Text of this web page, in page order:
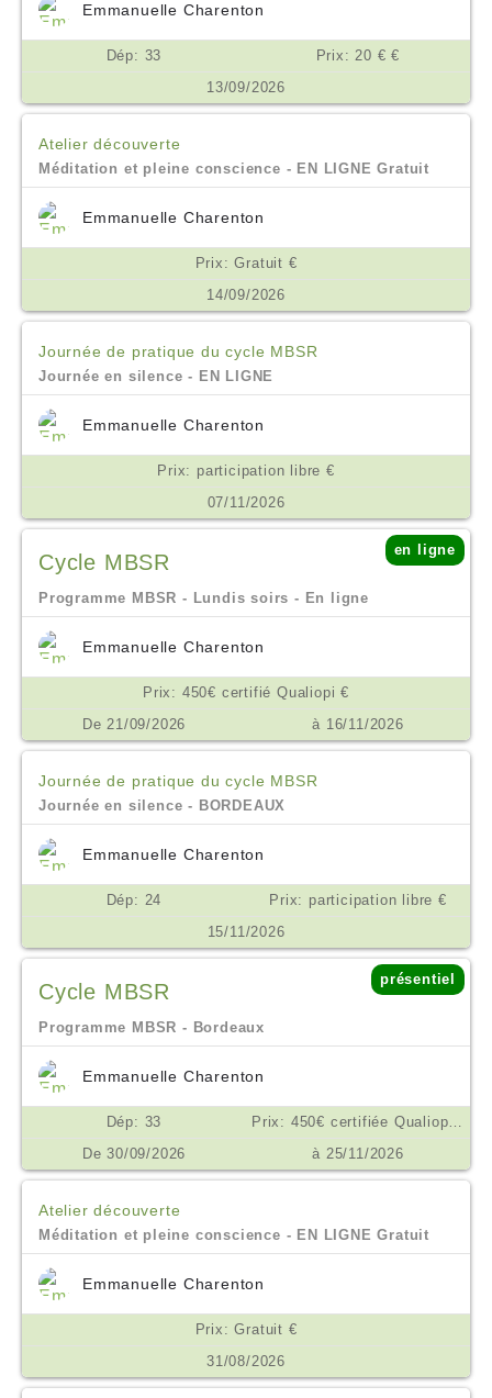
Emmanuelle Charenton
Dép: 33
Prix: 20 € €
13/09/2026
Atelier découverte
Méditation et pleine conscience - EN LIGNE Gratuit
Emmanuelle Charenton
Prix: Gratuit €
14/09/2026
Journée de pratique du cycle MBSR
Journée en silence - EN LIGNE
Emmanuelle Charenton
Prix: participation libre €
07/11/2026
Cycle MBSR
en ligne
Programme MBSR - Lundis soirs - En ligne
Emmanuelle Charenton
Prix: 450€ certifié Qualiopi €
De 21/09/2026
à 16/11/2026
Journée de pratique du cycle MBSR
Journée en silence - BORDEAUX
Emmanuelle Charenton
Dép: 24
Prix: participation libre €
15/11/2026
Cycle MBSR
présentiel
Programme MBSR - Bordeaux
Emmanuelle Charenton
Dép: 33
Prix: 450€ certifiée Qualiopi €
De 30/09/2026
à 25/11/2026
Atelier découverte
Méditation et pleine conscience - EN LIGNE Gratuit
Emmanuelle Charenton
Prix: Gratuit €
31/08/2026